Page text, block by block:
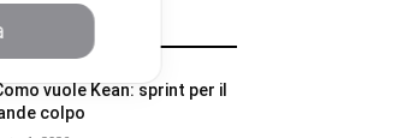
vuole Kean: sprint per il
colpo